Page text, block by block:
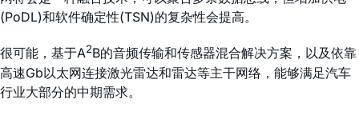
(PoDL)和软件确定性(TSN)的复杂性会提高。
很可能，基于A2B的音频传输和传感器混合解决方案，以及依靠
高速Gb以太网连接激光雷达和雷达等主干网络，能够满足汽车
行业大部分的中期需求。